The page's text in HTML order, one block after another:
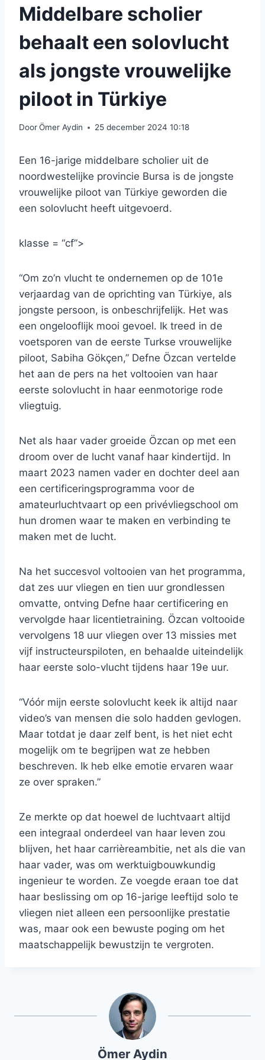
Middelbare scholier
behaalt een solovlucht
als jongste vrouwelijke
piloot in Türkiye
DoorÖmer Aydin 25 december 2024 10:18
Een 16-jarige middelbare scholier uit de
noordwestelijke provincie Bursa is de jongste
vrouwelijke piloot van Türkiye geworden die
een solovlucht heeft uitgevoerd.
klasse = “cf”>
“Om zo’n vlucht te ondernemen op de 101e
verjaardag van de oprichting van Türkiye, als
jongste persoon, is onbeschrijfelijk. Het was
een ongelooflijk mooi gevoel. Ik treed in de
voetsporen van de eerste Turkse vrouwelijke
piloot, Sabiha Gökçen,” Defne Özcan vertelde
het aan de pers na het voltooien van haar
eerste solovlucht in haar eenmotorige rode
vliegtuig.
Net als haar vader groeide Özcan op met een
droom over de lucht vanaf haar kindertijd. In
maart 2023 namen vader en dochter deel aan
een certificeringsprogramma voor de
amateurluchtvaart op een privévliegschool om
hun dromen waar te maken en verbinding te
maken met de lucht.
Na het succesvol voltooien van het programma,
dat zes uur vliegen en tien uur grondlessen
omvatte, ontving Defne haar certificering en
vervolgde haar licentietraining. Özcan voltooide
vervolgens 18 uur vliegen over 13 missies met
vijf instructeurspiloten, en behaalde uiteindelijk
haar eerste solo-vlucht tijdens haar 19e uur.
“Vóór mijn eerste solovlucht keek ik altijd naar
video’s van mensen die solo hadden gevlogen.
Maar totdat je daar zelf bent, is het niet echt
mogelijk om te begrijpen wat ze hebben
beschreven. Ik heb elke emotie ervaren waar
ze over spraken.”
Ze merkte op dat hoewel de luchtvaart altijd
een integraal onderdeel van haar leven zou
blijven, het haar carrièreambitie, net als die van
haar vader, was om werktuigbouwkundig
ingenieur te worden. Ze voegde eraan toe dat
haar beslissing om op 16-jarige leeftijd solo te
vliegen niet alleen een persoonlijke prestatie
was, maar ook een bewuste poging om het
maatschappelijk bewustzijn te vergroten.
Ömer Aydin